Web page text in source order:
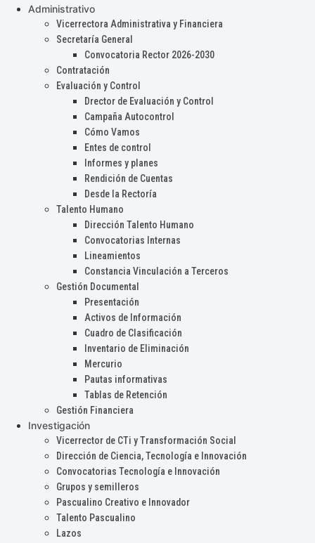
Administrativo
Vicerrectora Administrativa y Financiera
Secretaría General
Convocatoria Rector 2026-2030
Contratación
Evaluación y Control
Drector de Evaluación y Control
Campaña Autocontrol
Cómo Vamos
Entes de control
Informes y planes
Rendición de Cuentas
Desde la Rectoría
Talento Humano
Dirección Talento Humano
Convocatorias Internas
Lineamientos
Constancia Vinculación a Terceros
Gestión Documental
Presentación
Activos de Información
Cuadro de Clasificación
Inventario de Eliminación
Mercurio
Pautas informativas
Tablas de Retención
Gestión Financiera
Investigación
Vicerrector de CTi y Transformación Social
Dirección de Ciencia, Tecnología e Innovación
Convocatorias Tecnología e Innovación
Grupos y semilleros
Pascualino Creativo e Innovador
Talento Pascualino
Lazos